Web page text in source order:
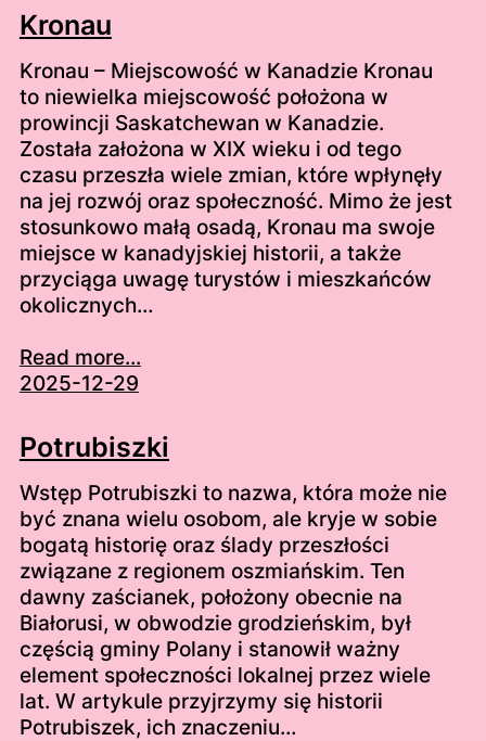
Kronau
Kronau – Miejscowość w Kanadzie Kronau
to niewielka miejscowość położona w
prowincji Saskatchewan w Kanadzie.
Została założona w XIX wieku i od tego
czasu przeszła wiele zmian, które wpłynęły
na jej rozwój oraz społeczność. Mimo że jest
stosunkowo małą osadą, Kronau ma swoje
miejsce w kanadyjskiej historii, a także
przyciąga uwagę turystów i mieszkańców
okolicznych…
Read more...
2025-12-29
Potrubiszki
Wstęp Potrubiszki to nazwa, która może nie
być znana wielu osobom, ale kryje w sobie
bogatą historię oraz ślady przeszłości
związane z regionem oszmiańskim. Ten
dawny zaścianek, położony obecnie na
Białorusi, w obwodzie grodzieńskim, był
częścią gminy Polany i stanowił ważny
element społeczności lokalnej przez wiele
lat. W artykule przyjrzymy się historii
Potrubiszek, ich znaczeniu…